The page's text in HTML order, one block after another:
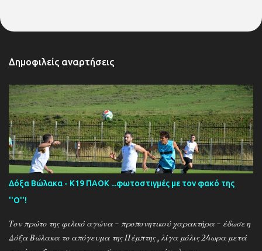
Δημοφιλείς αναρτήσεις
Δόξα Βώλακα - Κ19 ΠΑΟΚ ...φωτοστιγμές με τον φακό της
''Ο''!
Τον πρώτο της φιλικό αγώνα - προπονητικού χαρακτήρα - έδωσε η
Δόξα Βώλακα το απόγευμα της Πέμπτης , λίγα μόλις 24ωρα μετά